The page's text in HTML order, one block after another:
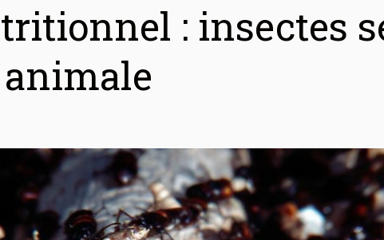
: insectes